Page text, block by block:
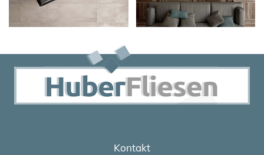
Kontakt